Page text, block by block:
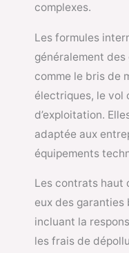
complexes.
Les formules
généralement
comme le bris de
électriques, le vol
d’exploitation.
adaptée aux
équipements
Les contrats haut
eux des garanties
incluant la
les frais de